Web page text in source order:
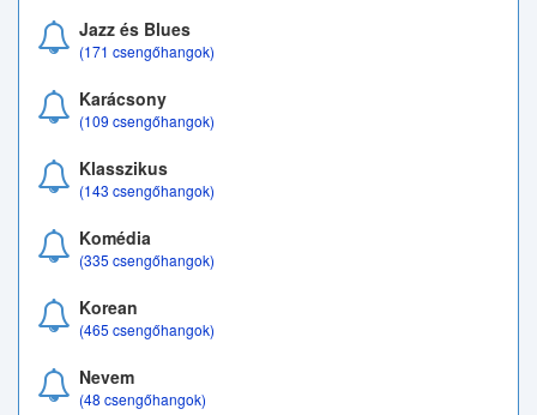
Jazz és Blues
(171 csengőhangok)
Karácsony
(109 csengőhangok)
Klasszikus
(143 csengőhangok)
Komédia
(335 csengőhangok)
Korean
(465 csengőhangok)
Nevem
(48 csengőhangok)